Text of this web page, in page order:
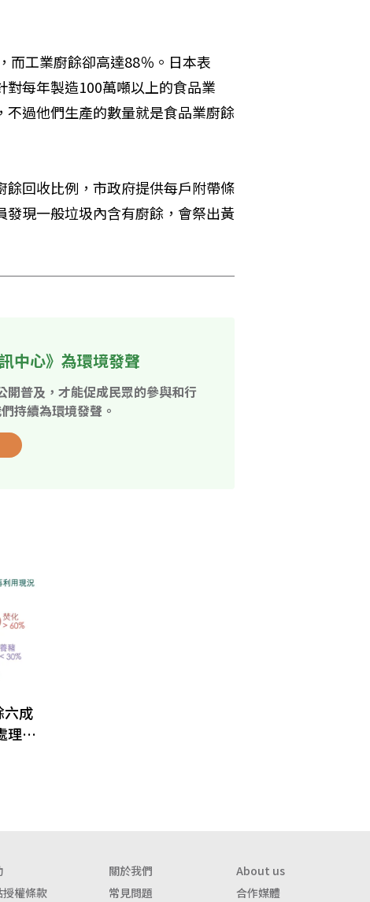
而工業廚餘卻高達88％。日本表
每年製造100萬噸以上的食品業
過他們生產的數量就是食品業廚餘
回收比例，市政府提供每戶附帶條
現一般垃圾內含有廚餘，會祭出黃
中心》為環境發聲
開普及，才能促成民眾的參與和行
持續為環境發聲。
六成
理提
關於我們
About us
授權條款 常見問題 合作媒體